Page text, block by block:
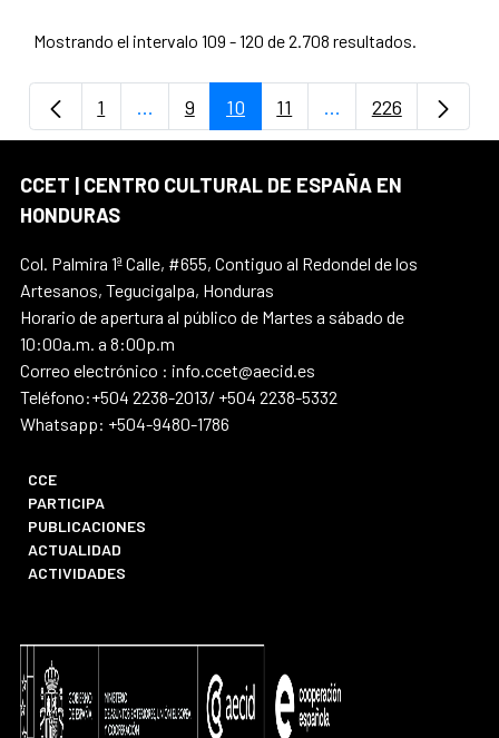
Mostrando el intervalo 109 - 120 de 2.708 resultados.
Página
1 ...Páginas intermedias Use TAB para
Página
9 Página
10 Página
11 ...PáginasPágina
226
CCET | CENTRO CULTURAL DE ESPAÑA EN
HONDURAS
Col. Palmira 1ª Calle, #655, Contiguo al Redondel de los
Artesanos, Tegucigalpa, Honduras
Horario de apertura al público de Martes a sábado de
10:00a.m. a 8:00p.m
Correo electrónico : info.ccet@aecid.es
Teléfono:+504 2238-2013/ +504 2238-5332
Whatsapp: +504-9480-1786
CCE
PARTICIPA
PUBLICACIONES
ACTUALIDAD
ACTIVIDADES